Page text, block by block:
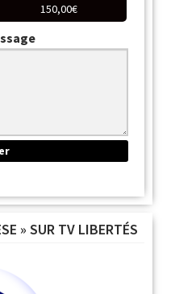
150,00€
» SUR TV LIBERTÉS